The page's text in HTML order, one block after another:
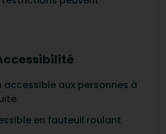
accessible aux personnes à
en fauteuil roulant